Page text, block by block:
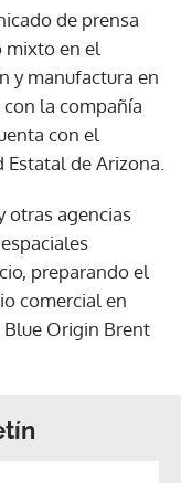
de prensa
mixto en el
y manufactura en
la compañía
con el
de Arizona.
otras agencias
preparando el
comercial en
Blue Origin Brent